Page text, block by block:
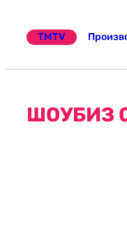
содержимому
TMTV
ШОУБИЗ